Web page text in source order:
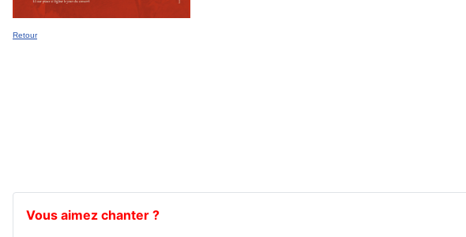
Retour
Vous aimez chanter ?